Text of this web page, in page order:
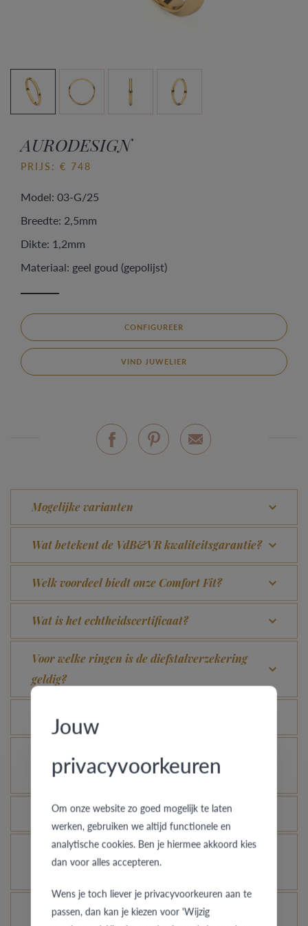
AURODESIGN
PRIJS: € 748
Model: 03-G/25
Breedte: 2,5mm
Dikte: 1,2mm
Materiaal: geel goud (gepolijst)
CONFIGUREER
VIND JUWELIER
Mogelijke varianten
Wat betekent de VdB&VR kwaliteitsgarantie?
Welk voordeel biedt onze Comfort Fit?
Wat is het echtheidscertificaat?
Voor welke ringen is de diefstalverzekering
geldig?
Kan elke ring gegraveerd worden?
Hoe kan ik zien hoe de ring er uit ziet in een
andere kleur of breedte?
Hoe blijft je gouden ring er als nieuw uitzien?
Je gouden, platina of palladium ring nog meer
laten glanzen, kan dat?
Hoe vermijd je dat het gerhodineerd wit goud
Jouw
privacyvoorkeuren
Om onze website zo goed mogelijk te laten
werken, gebruiken we altijd functionele en
analytische cookies. Ben je hiermee akkoord kies
dan voor alles accepteren.
Wens je toch liever je privacyvoorkeuren aan te
passen, dan kan je kiezen voor 'Wijzig